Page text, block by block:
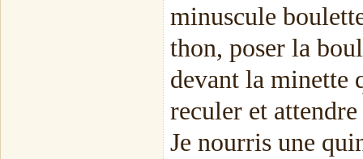
minuscule
thon, poser la
devant la minette
reculer et
Je nourris une